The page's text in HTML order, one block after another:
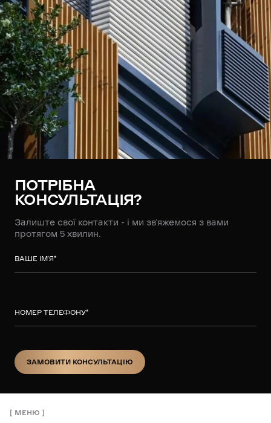
ПОТРІБНА
КОНСУЛЬТАЦІЯ?
Залиште свої контакти - і ми зв’яжемося з вами
протягом 5 хвилин.
ВАШЕ ІМ’Я*
НОМЕР ТЕЛЕФОНУ*
ЗАМОВИТИ КОНСУЛЬТАЦІЮ
МЕНЮ